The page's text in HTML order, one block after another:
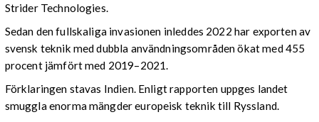
Strider Technologies.
Sedan den fullskaliga invasionen inleddes 2022 har exporten av
svensk teknik med dubbla användningsområden ökat med 455
procent jämfört med 2019–2021.
Förklaringen stavas Indien. Enligt rapporten uppges landet
smuggla enorma mängder europeisk teknik till Ryssland.